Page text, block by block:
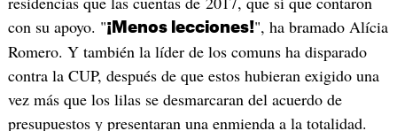
con su apoyo. "¡Menos lecciones!", ha bramado Alícia
Romero. Y también la líder de los comuns ha disparado
contra la CUP, después de que estos hubieran exigido una
vez más que los lilas se desmarcaran del acuerdo de
presupuestos y presentaran una enmienda a la totalidad.